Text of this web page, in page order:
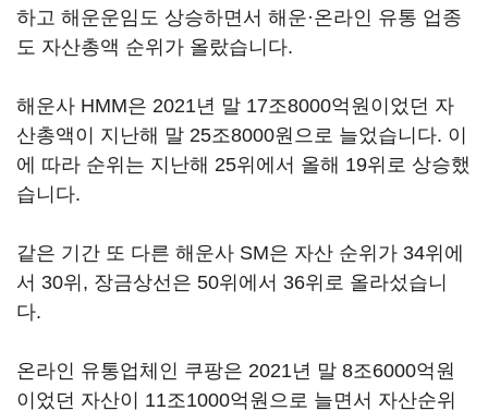
하고 해운운임도 상승하면서 해운·온라인 유통 업종
도 자산총액 순위가 올랐습니다.
해운사 HMM은 2021년 말 17조8000억원이었던 자
산총액이 지난해 말 25조8000원으로 늘었습니다. 이
에 따라 순위는 지난해 25위에서 올해 19위로 상승했
습니다.
같은 기간 또 다른 해운사 SM은 자산 순위가 34위에
서 30위, 장금상선은 50위에서 36위로 올라섰습니
다.
온라인 유통업체인 쿠팡은 2021년 말 8조6000억원
이었던 자산이 11조1000억원으로 늘면서 자산순위